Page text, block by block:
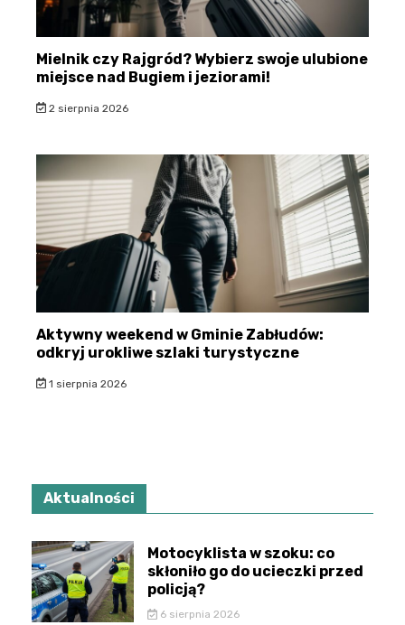
Mielnik czy Rajgród? Wybierz swoje ulubione
miejsce nad Bugiem i jeziorami!
2 sierpnia 2026
Aktywny weekend w Gminie Zabłudów:
odkryj urokliwe szlaki turystyczne
1 sierpnia 2026
Aktualności
Motocyklista w szoku: co
skłoniło go do ucieczki przed
policją?
6 sierpnia 2026